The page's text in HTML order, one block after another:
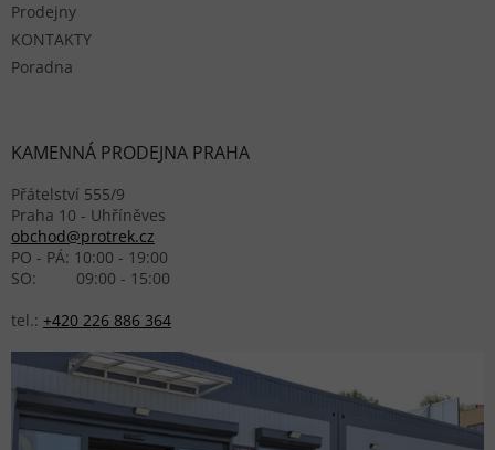
Prodejny
KONTAKTY
Poradna
KAMENNÁ PRODEJNA PRAHA
Přátelství 555/9
Praha 10 - Uhříněves
obchod@protrek.cz
PO - PÁ: 10:00 - 19:00
SO: 09:00 - 15:00
tel.: +420 226 886 364